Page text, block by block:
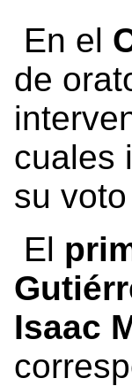
En el
de
cuales
su
El
Isaac